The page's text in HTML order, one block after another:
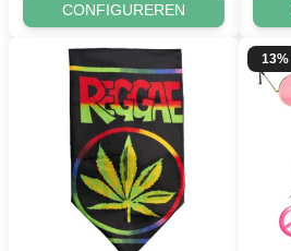
CONFIGUREREN
13%